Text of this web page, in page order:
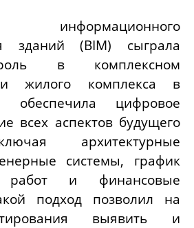
информационного
зданий (BIM) сыграла
в комплексном
жилого комплекса в
цифровое
всех аспектов будущего
архитектурные
системы, график
работ и финансовые
подход позволил на
выявить и